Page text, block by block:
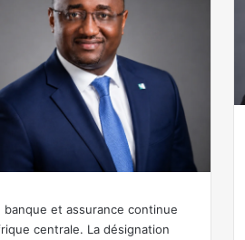
et assurance continue
centrale. La désignation